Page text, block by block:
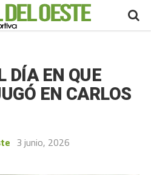
DÍA EN QUE
EN CARLOS
3 junio, 2026